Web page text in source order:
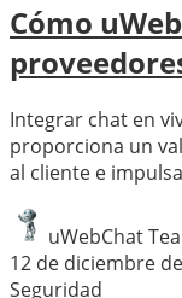
Cómo
Integrar chat en
proporciona un
al cliente e
uWebChat
12 de diciembre
Seguridad